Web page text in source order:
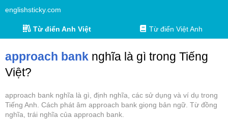
englishsticky.com
Từ điển Anh Việt Từ điển Việt Anh
approach bank nghĩa là gì trong Tiếng
Việt?
approach bank nghĩa là gì, định nghĩa, các sử dụng và ví dụ trong
Tiếng Anh. Cách phát âm approach bank giọng bản ngữ. Từ đồng
nghĩa, trái nghĩa của approach bank.